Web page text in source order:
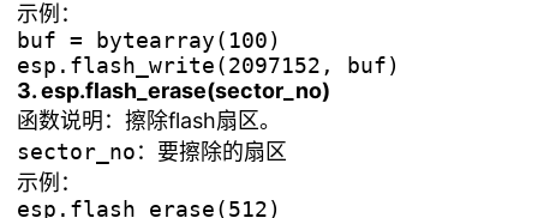
示例：
buf = bytearray(100)
3. esp.flash_erase(sector_no)
函数说明：擦除flash扇区。
示例：